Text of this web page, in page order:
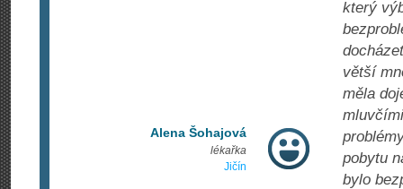
Alena Šohajová
lékařka
Jičín
který
větší
měla
pobytu
bylo